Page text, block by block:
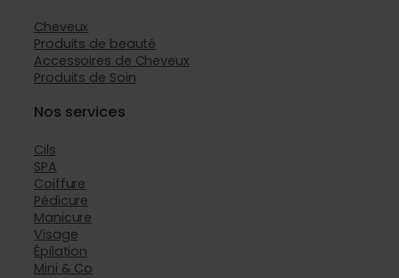
Cheveux
Produits de beauté
Accessoires de Cheveux
Produits de Soin
Nos services
Cils
SPA
Coiffure
Pédicure
Manicure
Visage
Épilation
Mini & Co